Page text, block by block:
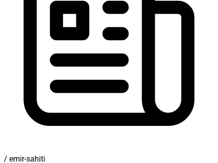
/ emir-sahiti